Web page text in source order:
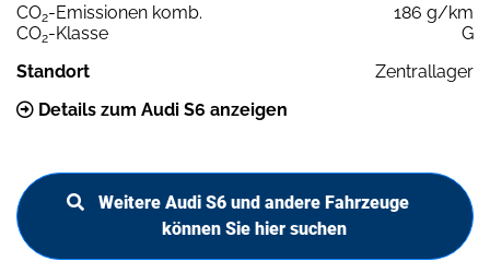
CO2-Emissionen komb.
186 g/km
CO2-Klasse
G
Standort
Zentrallager
Details zum Audi S6 anzeigen
Weitere Audi S6 und andere Fahrzeuge
können Sie hier suchen